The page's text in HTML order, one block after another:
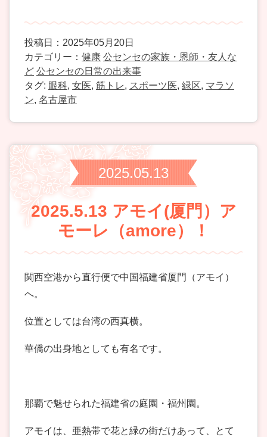
投稿日：2025年05月20日
カテゴリー： 健康 公センセの家族・恩師・友人な
ど 公センセの日常の出来事
タグ: 眼科, 女医, 筋トレ, スポーツ医, 緑区, マラソ
ン, 名古屋市
2025.05.13
2025.5.13 アモイ(厦門）ア
モーレ（amore）！
関西空港から直行便で中国福建省厦門（アモイ）
へ。
位置としては台湾の西真横。
華僑の出身地としても有名です。
那覇で魅せられた福建省の庭園・福州園。
アモイは、亜熱帯で花と緑の街だけあって、とて